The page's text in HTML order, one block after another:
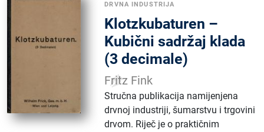
DRVNA INDUSTRIJA
Klotzkubaturen –
Kubični sadržaj klada
(3 decimale)
Fritz Fink
Stručna publikacija namijenjena
drvnoj industriji, šumarstvu i trgovini
drvom. Riječ je o praktičnim